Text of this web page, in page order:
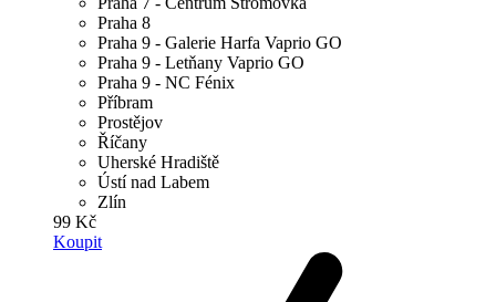
Praha 8
Praha 9 - Galerie Harfa Vaprio GO
Praha 9 - Letňany Vaprio GO
Praha 9 - NC Fénix
Příbram
Prostějov
Říčany
Uherské Hradiště
Ústí nad Labem
Zlín
99 Kč
Koupit